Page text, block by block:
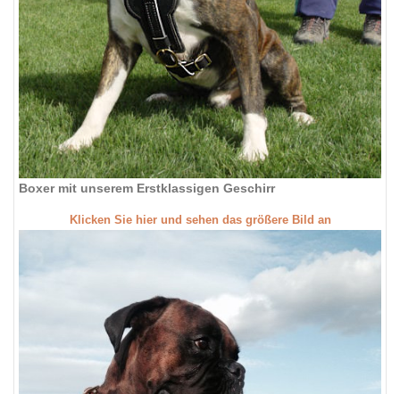
Boxer mit unserem Erstklassigen Geschirr
Klicken Sie hier und sehen das größere Bild an